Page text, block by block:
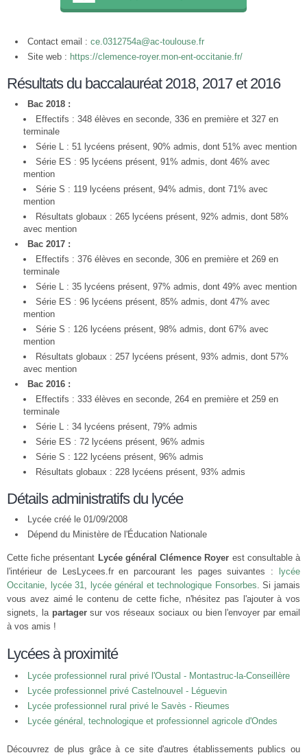
Contact email : ce.0312754a@ac-toulouse.fr
Site web : https://clemence-royer.mon-ent-occitanie.fr/
Résultats du baccalauréat 2018, 2017 et 2016
Bac 2018 :
Effectifs : 348 élèves en seconde, 336 en première et 327 en
terminale
Série L : 51 lycéens présent, 90% admis, dont 51% avec mention
Série ES : 95 lycéens présent, 91% admis, dont 46% avec
mention
Série S : 119 lycéens présent, 94% admis, dont 71% avec
mention
Résultats globaux : 265 lycéens présent, 92% admis, dont 58%
avec mention
Bac 2017 :
Effectifs : 376 élèves en seconde, 306 en première et 269 en
terminale
Série L : 35 lycéens présent, 97% admis, dont 49% avec mention
Série ES : 96 lycéens présent, 85% admis, dont 47% avec
mention
Série S : 126 lycéens présent, 98% admis, dont 67% avec
mention
Résultats globaux : 257 lycéens présent, 93% admis, dont 57%
avec mention
Bac 2016 :
Effectifs : 333 élèves en seconde, 264 en première et 259 en
terminale
Série L : 34 lycéens présent, 79% admis
Série ES : 72 lycéens présent, 96% admis
Série S : 122 lycéens présent, 96% admis
Résultats globaux : 228 lycéens présent, 93% admis
Détails administratifs du lycée
Lycée créé le 01/09/2008
Dépend du Ministère de l'Éducation Nationale
Cette fiche présentant Lycée général Clémence Royer est consultable à
l'intérieur de LesLycees.fr en parcourant les pages suivantes :
lycée
Occitanie, lycée 31, lycée général et technologique Fonsorbes. Si jamais
vous avez aimé le contenu de cette fiche, n'hésitez pas l'ajouter à vos
signets, la partagersur vos réseaux sociaux ou bien l'envoyer par email
à vos amis !
Lycées à proximité
Lycée professionnel rural privé l'Oustal - Montastruc-la-Conseillère
Lycée professionnel privé Castelnouvel - Léguevin
Lycée professionnel rural privé le Savès - Rieumes
Lycée général, technologique et professionnel agricole d'Ondes
Découvrez de plus grâce à ce site d'autres établissements publics ou